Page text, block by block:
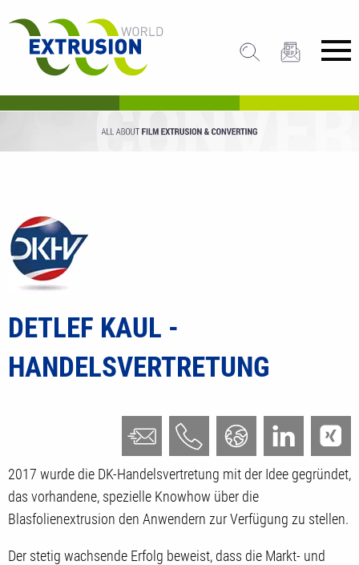
DETLEF KAUL -
HANDELSVERTRETUNG
2017 wurde die DK-Handelsvertretung mit der Idee gegründet,
das vorhandene, spezielle Knowhow über die
Blasfolienextrusion den Anwendern zur Verfügung zu stellen.
Der stetig wachsende Erfolg beweist, dass die Markt- und